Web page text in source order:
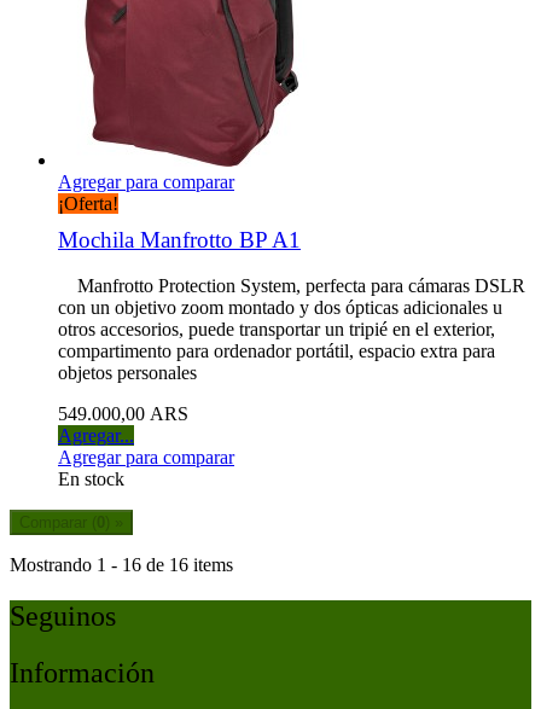
Agregar para comparar
¡Oferta!
Mochila Manfrotto BP A1
Manfrotto Protection System, perfecta para cámaras DSLR
con un objetivo zoom montado y dos ópticas adicionales u
otros accesorios, puede transportar un tripié en el exterior,
compartimento para ordenador portátil, espacio extra para
objetos personales
549.000,00 ARS
Agregar...
Agregar para comparar
En stock
Comparar ( 0 ) »
Mostrando 1 - 16 de 16 items
Seguinos
Información